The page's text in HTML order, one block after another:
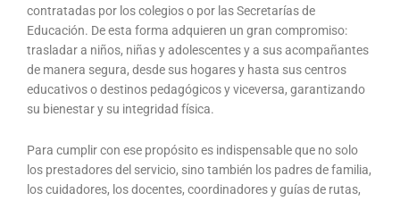
contratadas por los colegios o por las Secretarías de
Educación. De esta forma adquieren un gran compromiso:
trasladar a niños, niñas y adolescentes y a sus acompañantes
de manera segura, desde sus hogares y hasta sus centros
educativos o destinos pedagógicos y viceversa, garantizando
su bienestar y su integridad física.
Para cumplir con ese propósito es indispensable que no solo
los prestadores del servicio, sino también los padres de familia,
los cuidadores, los docentes, coordinadores y guías de rutas,